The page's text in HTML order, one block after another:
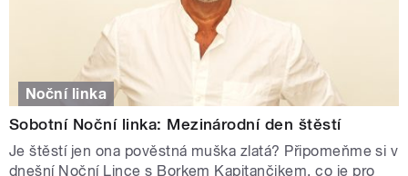
Noční linka
Sobotní Noční linka: Mezinárodní den štěstí
Je štěstí jen ona pověstná muška zlatá? Připomeňme si v
dnešní Noční Lince s Borkem Kapitančikem, co je pro